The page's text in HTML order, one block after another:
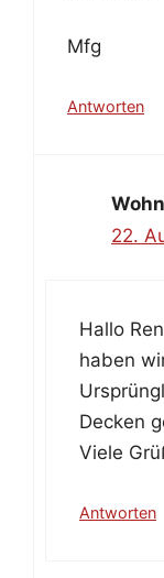
Mfg
Antworten
22.
Hallo
haben
Decken
Viele
Antworten